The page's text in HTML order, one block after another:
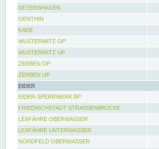
DETERSHAGEN
GENTHIN
KADE
WUSTERWITZ OP
WUSTERWITZ UP
ZERBEN OP
ZERBEN UP
EIDER
EIDER-SPERRWERK BP
FRIEDRICHSTADT STRASSENBRÜCKE
LEXFÄHRE OBERWASSER
LEXFÄHRE UNTERWASSER
NORDFELD OBERWASSER